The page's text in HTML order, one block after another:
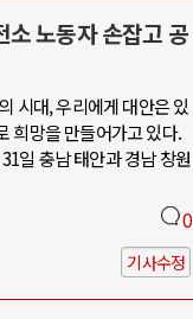
소 노동자 손잡고 공
시대, 우리에게 대안은 있
희망을 만들어가고 있다.
일 충남 태안과 경남 창원
0
기사수정